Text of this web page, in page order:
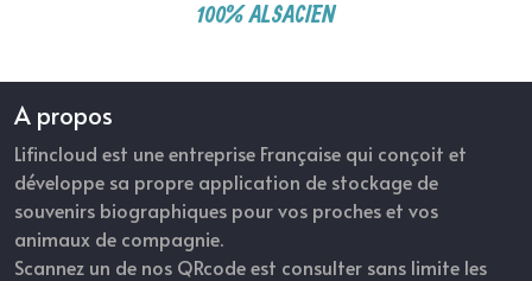
100% ALSACIEN
A propos
Lifincloud est une entreprise Française qui conçoit et
développe sa propre application de stockage de
souvenirs biographiques pour vos proches et vos
animaux de compagnie.
Scannez un de nos QRcode est consulter sans limite les